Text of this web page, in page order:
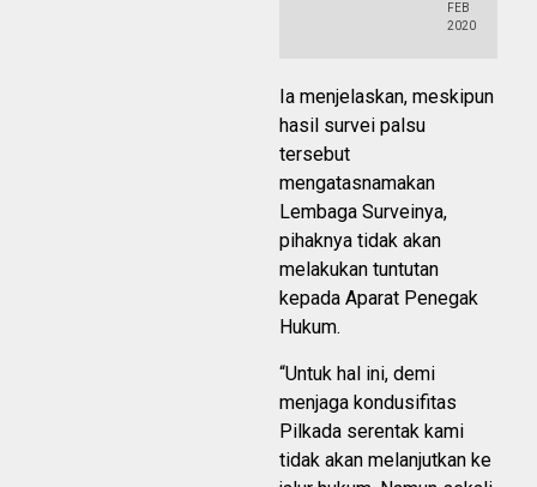
FEB
2020
Ia menjelaskan, meskipun
hasil survei palsu
tersebut
mengatasnamakan
Lembaga Surveinya,
pihaknya tidak akan
melakukan tuntutan
kepada Aparat Penegak
Hukum.
“Untuk hal ini, demi
menjaga kondusifitas
Pilkada serentak kami
tidak akan melanjutkan ke